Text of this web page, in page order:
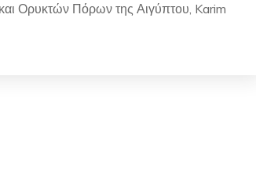
Ορυκτών Πόρων της Αιγύπτου, Karim